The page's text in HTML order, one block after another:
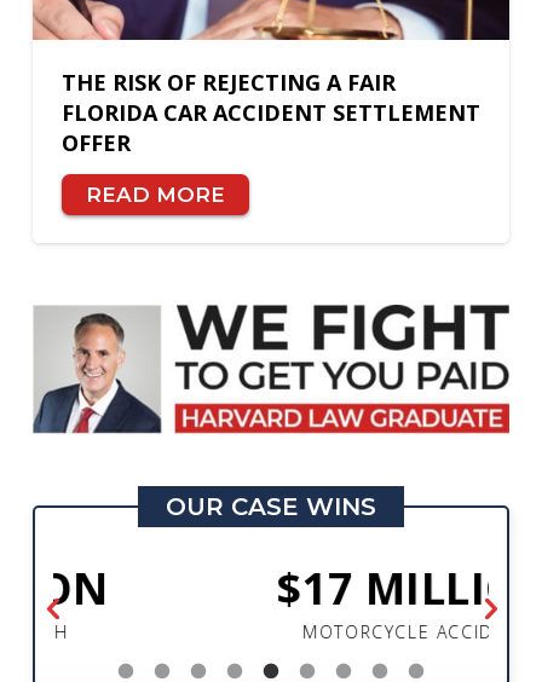
THE RISK OF REJECTING A FAIR
FLORIDA CAR ACCIDENT SETTLEMENT
OFFER
READ MORE
OUR CASE WINS
$17 MILLION
MOTORCYCLE ACCIDENT